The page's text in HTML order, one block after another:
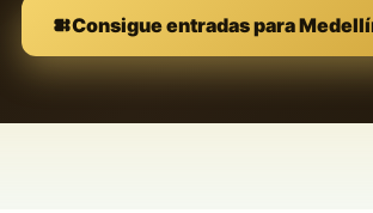
Consigue entradas para